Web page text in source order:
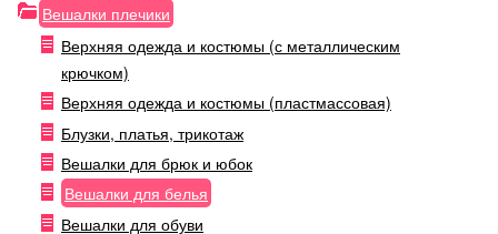
Вешалки плечики
Верхняя одежда и костюмы (с металлическим
крючком)
Верхняя одежда и костюмы (пластмассовая)
Блузки, платья, трикотаж
Вешалки для брюк и юбок
Вешалки для белья
Вешалки для обуви